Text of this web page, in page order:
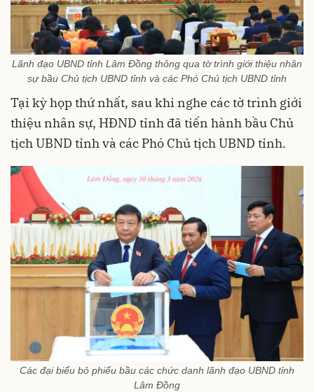
Lãnh đạo UBND tỉnh Lâm Đồng thông qua tờ trình giới thiệu nhân
sự bầu Chủ tịch UBND tỉnh và các Phó Chủ tịch UBND tỉnh
Tại kỳ họp thứ nhất, sau khi nghe các tờ trình giới
thiệu nhân sự, HĐND tỉnh đã tiến hành bầu Chủ
tịch UBND tỉnh và các Phó Chủ tịch UBND tỉnh.
Các đại biểu bỏ phiếu bầu các chức danh lãnh đạo UBND tỉnh
Lâm Đồng